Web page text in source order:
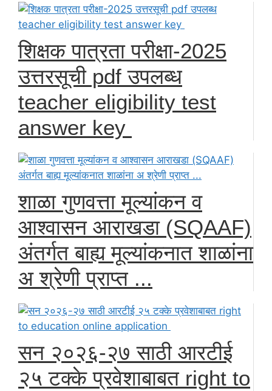
शिक्षक पात्रता परीक्षा-2025
उत्तरसूची pdf उपलब्ध
teacher eligibility test
answer key
शाळा गुणवत्ता मूल्यांकन व
आश्वासन आराखडा (SQAAF)
अंतर्गत बाह्य मूल्यांकनात शाळांना
अ श्रेणी प्राप्त ...
सन २०२६-२७ साठी आरटीई
२५ टक्के प्रवेशाबाबत right to